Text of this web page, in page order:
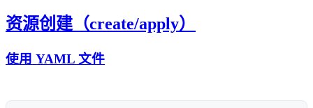
资源创建（create/apply）
使用 YAML 文件